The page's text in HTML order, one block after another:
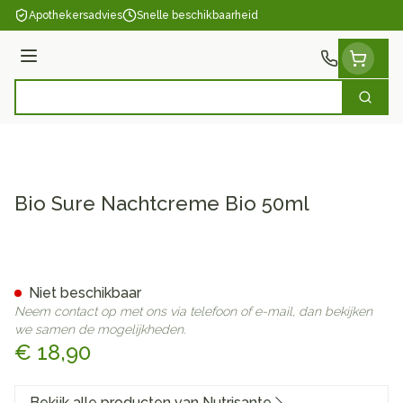
Ga naar de inhoud
Apothekersadvies Snelle beschikbaarheid
Menu
Zoek
Bio Sure Nachtcreme Bio 50ml
€ 18,90
Niet beschikbaar
Neem contact op met ons via telefoon of e-mail, dan bekijken
we samen de mogelijkheden.